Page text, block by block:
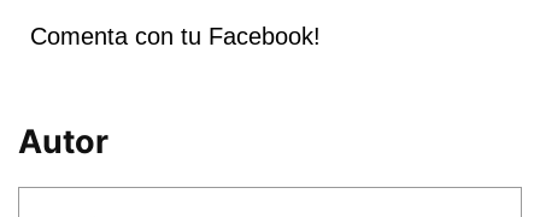
Comenta con tu Facebook!
Autor